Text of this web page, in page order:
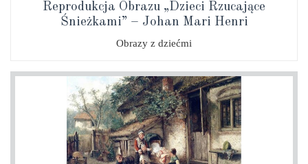
Reprodukcja Obrazu „Dzieci Rzucające
Śnieżkami” – Johan Mari Henri
Obrazy z dziećmi